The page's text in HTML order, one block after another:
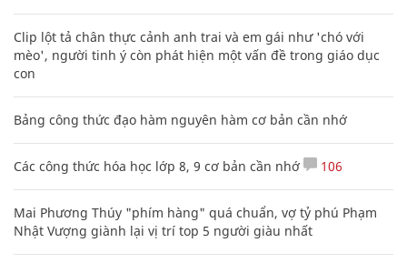
Clip lột tả chân thực cảnh anh trai và em gái như 'chó với
mèo', người tinh ý còn phát hiện một vấn đề trong giáo dục
con
Bảng công thức đạo hàm nguyên hàm cơ bản cần nhớ
Các công thức hóa học lớp 8, 9 cơ bản cần nhớ 106
Mai Phương Thúy "phím hàng" quá chuẩn, vợ tỷ phú Phạm
Nhật Vượng giành lại vị trí top 5 người giàu nhất